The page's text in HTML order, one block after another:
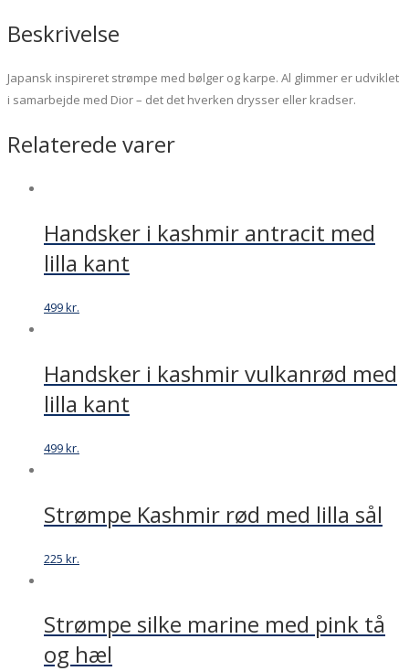
Beskrivelse
Japansk inspireret strømpe med bølger og karpe. Al glimmer er udviklet
i samarbejde med Dior – det det hverken drysser eller kradser.
Relaterede varer
Handsker i kashmir antracit med
lilla kant
499kr.
Handsker i kashmir vulkanrød med
lilla kant
499kr.
Strømpe Kashmir rød med lilla sål
225 kr.
Strømpe silke marine med pink tå
og hæl